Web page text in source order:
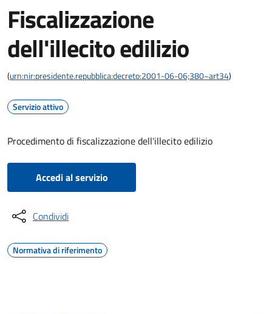
Fiscalizzazione
dell'illecito edilizio
(urn:nir:presidente.repubblica:decreto:2001-06-06;380~art34)
Servizio attivo
Procedimento di fiscalizzazione dell'illecito edilizio
Accedi al servizio
Condividi
Normativa di riferimento